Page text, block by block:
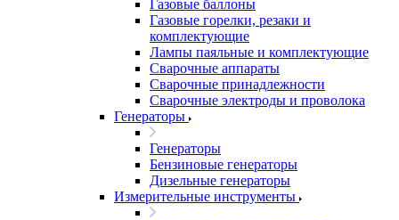
Газовые баллоны
Газовые горелки, резаки и
комплектующие
Лампы паяльные и комплектующие
Сварочные аппараты
Сварочные принадлежности
Сварочные электроды и проволока
Генераторы
Генераторы
Бензиновые генераторы
Дизельные генераторы
Измерительные инструменты